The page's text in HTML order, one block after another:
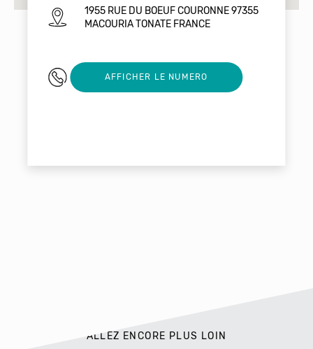
1955 RUE DU BOEUF COURONNE 97355
MACOURIA TONATE FRANCE
0694232732
AFFICHER LE NUMERO
ALLEZ ENCORE PLUS LOIN